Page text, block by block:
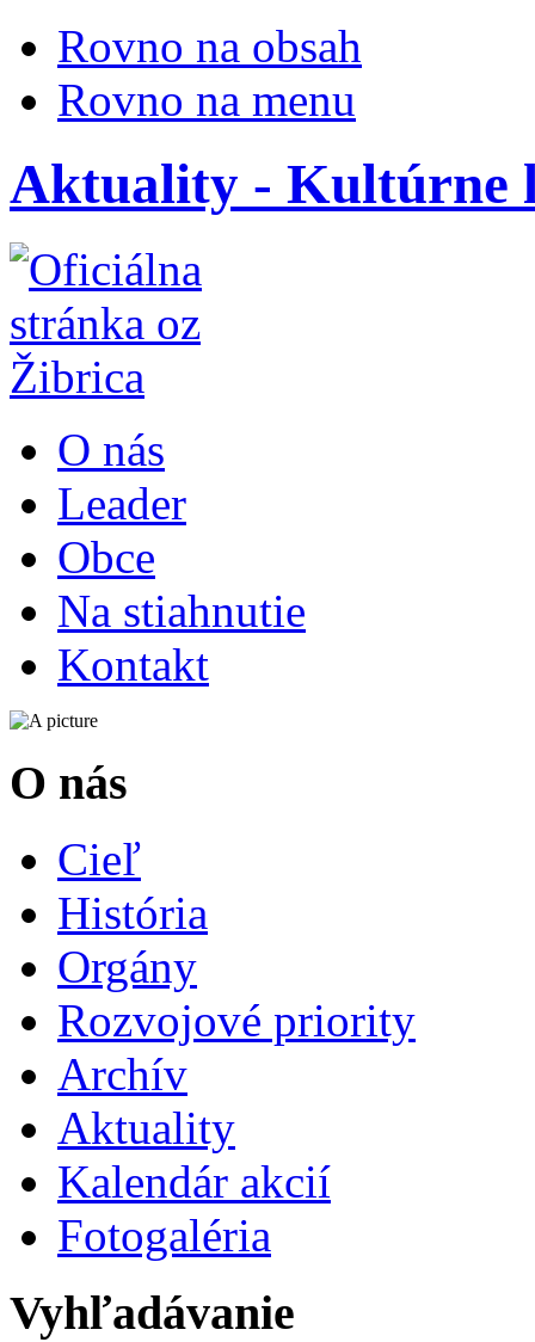
Rovno na obsah
Rovno na menu
Aktuality - Kultúrne
O nás
Leader
Obce
Na stiahnutie
Kontakt
O nás
Cieľ
História
Orgány
Rozvojové priority
Archív
Aktuality
Kalendár akcií
Fotogaléria
Vyhľadávanie